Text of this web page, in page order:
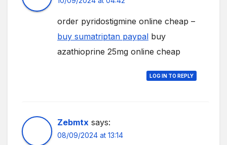
order pyridostigmine online cheap –
buy sumatriptan paypal buy
azathioprine 25mg online cheap
LOG IN TO REPLY
Zebmtx says:
08/09/2024 at 13:14